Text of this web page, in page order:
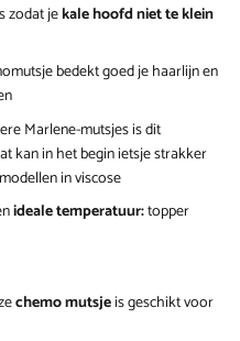
zodat jekale hoofd niet te klein
bedekt goed je haarlijn en
Marlene-mutsjes is dit
kan in het begin ietsje strakker
in viscose
ideale temperatuur:topper
chemo mutsjeis geschikt voor